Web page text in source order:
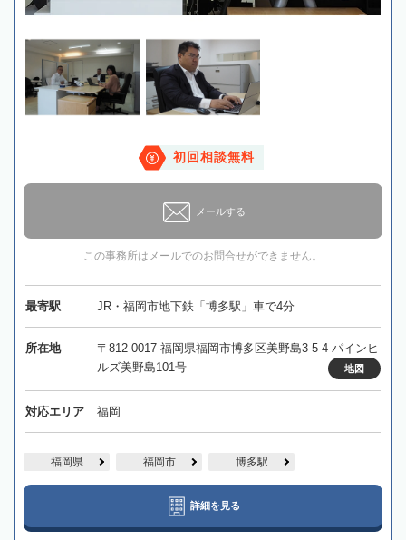
初回相談無料
メールする
この事務所はメールでのお問合せができません。
最寄駅 JR・福岡市地下鉄「博多駅」車で4分
所在地
〒812-0017 福岡県福岡市博多区美野島3-5-4 パインヒ
ルズ美野島101号
地図
対応エリア 福岡
福岡県 福岡市 博多駅
詳細を見る